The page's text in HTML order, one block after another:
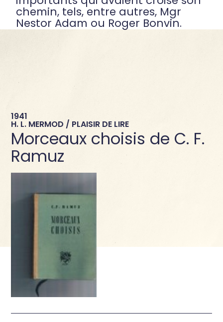
chemin, tels, entre autres, Mgr
Nestor Adam ou Roger Bonvin.
1941
H. L. MERMOD / PLAISIR DE LIRE
Morceaux choisis de C. F.
Ramuz
→